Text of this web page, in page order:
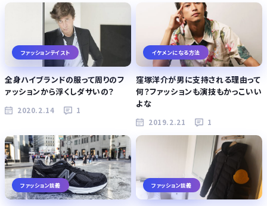
ファッションテイスト
全身ハイブランドの服って周りのフ
ァッションから浮くしダサいの？
2020.2.14 1
イケメンになる方法
窪塚洋介が男に支持される理由って
何？ファッションも演技もかっこいい
よな
2019.2.21 1
ファッション談義 ファッション談義